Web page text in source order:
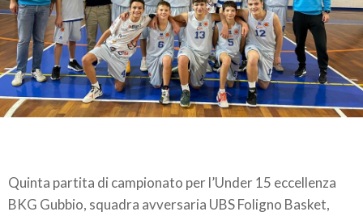
Quinta partita di campionato per l’Under 15 eccellenza
BKG Gubbio, squadra avversaria UBS Foligno Basket,